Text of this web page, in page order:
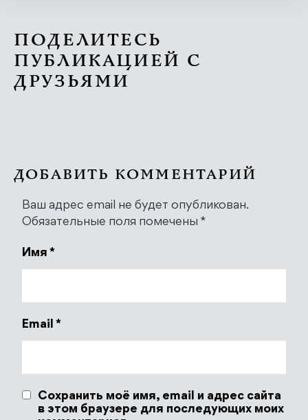
ПОДЕЛИТЕСЬ
ПУБЛИКАЦИЕЙ С
ДРУЗЬЯМИ
ДОБАВИТЬ КОММЕНТАРИЙ
Ваш адрес email не будет опубликован.
Обязательные поля помечены *
Имя *
Email *
Сохранить моё имя, email и адрес сайта
в этом браузере для последующих моих